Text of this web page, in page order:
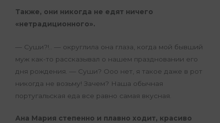
Также, они никогда не едят ничего
«нетрадиционного».
— Суши?!.. — округлила она глаза, когда мой бывший
муж как-то рассказывал о нашем праздновании его
дня рождения. — Суши? Ооо нет, я такое даже в рот
никогда не возьму! Зачем? Наша обычная
португальская еда все равно самая вкусная.
Ана Мария степенно и плавно ходит, красиво